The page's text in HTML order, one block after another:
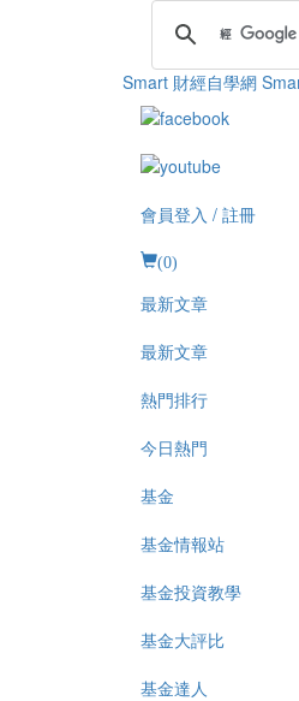
Smart 財經自學網
會員登入 / 註冊
(0)
最新文章
最新文章
熱門排行
今日熱門
基金
基金情報站
基金投資教學
基金大評比
基金達人